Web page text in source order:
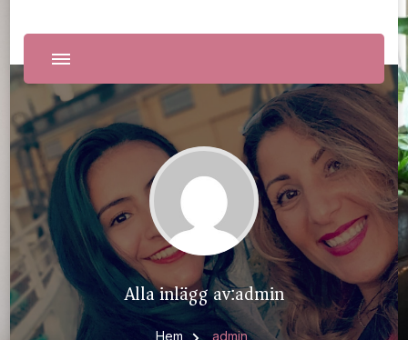
Alla inlägg av:admin
Hem admin